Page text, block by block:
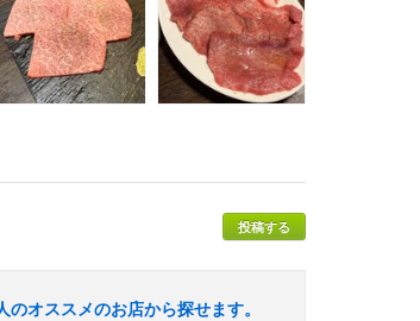
投稿する
オススメのお店から探せます。